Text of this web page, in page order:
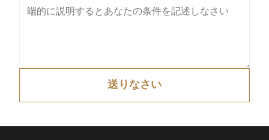
送りなさい